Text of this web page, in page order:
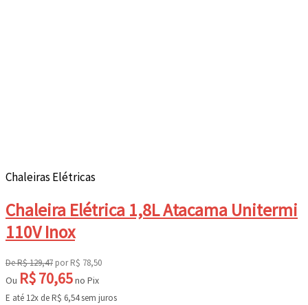
Chaleiras Elétricas
Chaleira Elétrica 1,8L Atacama Unitermi
110V Inox
DeR$129,47 porR$ 78,50
Ou R$70,65no Pix
E até 12x deR$ 6,54sem juros